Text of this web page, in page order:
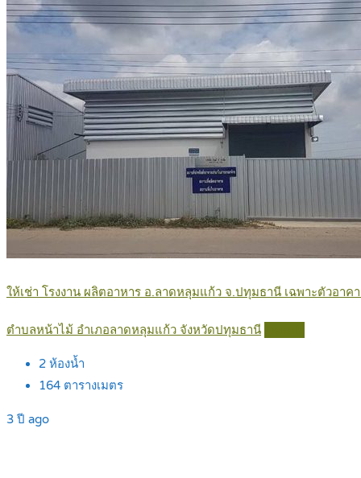
ให้เช่า โรงงาน ผลิตอาหาร อ.ลาดหลุมแก้ว จ.ปทุมธานี เฉพาะตัวอา
ตำบลหน้าไม้ อำเภอลาดหลุมแก้ว จังหวัดปทุมธานี
2 ห้องน้ำ
164 ตารางเมตร
3 ปี ago